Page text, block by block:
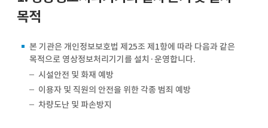
목적
본 기관은 개인정보보호법 제25조 제1항에 따라 다음과 같은
목적으로 영상정보처리기기를 설치·운영합니다.
시설안전 및 화재 예방
이용자 및 직원의 안전을 위한 각종 범죄 예방
차량도난 및 파손방지